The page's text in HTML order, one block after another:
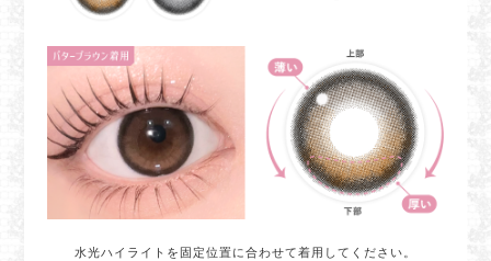
水光ハイライトを固定位置に合わせて着用してください。